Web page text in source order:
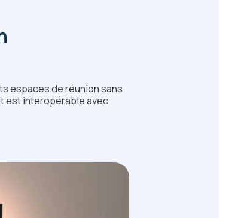
espaces de réunion sans
est interopérable avec